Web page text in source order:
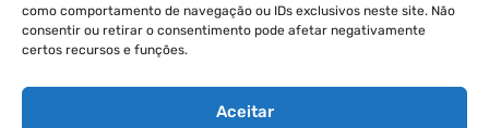
como comportamento de navegação ou IDs exclusivos neste site. Não
consentir ou retirar o consentimento pode afetar negativamente
certos recursos e funções.
Aceitar
Samsung Galaxy S26 Ultra
PRODUTIVIDADE DIGITAL
Como Criar Carrossel No
Instagram